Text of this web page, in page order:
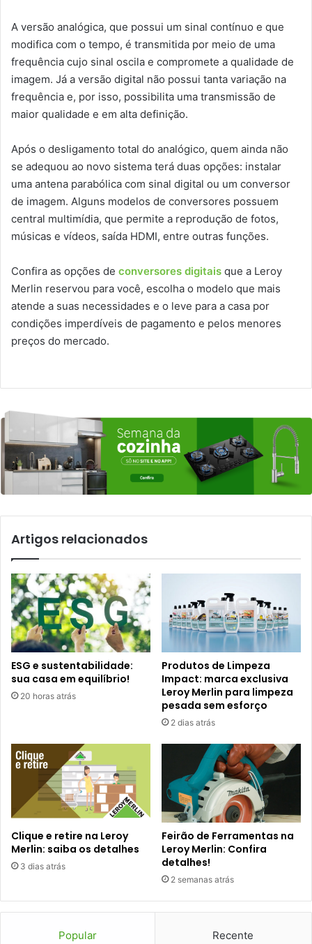
A versão analógica, que possui um sinal contínuo e que
modifica com o tempo, é transmitida por meio de uma
frequência cujo sinal oscila e compromete a qualidade de
imagem. Já a versão digital não possui tanta variação na
frequência e, por isso, possibilita uma transmissão de
maior qualidade e em alta definição.
Após o desligamento total do analógico, quem ainda não
se adequou ao novo sistema terá duas opções: instalar
uma antena parabólica com sinal digital ou um conversor
de imagem. Alguns modelos de conversores possuem
central multimídia, que permite a reprodução de fotos,
músicas e vídeos, saída HDMI, entre outras funções.
Confira as opções de conversores digitais que a Leroy
Merlin reservou para você, escolha o modelo que mais
atende a suas necessidades e o leve para a casa por
condições imperdíveis de pagamento e pelos menores
preços do mercado.
Artigos relacionados
ESG e sustentabilidade:
sua casa em equilíbrio!
20 horas atrás
Produtos de Limpeza
Impact: marca exclusiva
Leroy Merlin para limpeza
pesada sem esforço
2 dias atrás
Clique e retire na Leroy
Merlin: saiba os detalhes
3 dias atrás
Feirão de Ferramentas na
Leroy Merlin: Confira
detalhes!
2 semanas atrás
Popular Recente